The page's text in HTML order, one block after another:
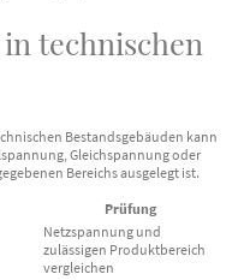
technischen
Bestandsgebäuden kann
Gleichspannung oder
Bereichs ausgelegt ist.
Prüfung
Netzspannung und
zulässigen Produktbereich
vergleichen